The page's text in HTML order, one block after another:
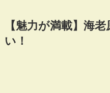
【魅力が満載】海
い！